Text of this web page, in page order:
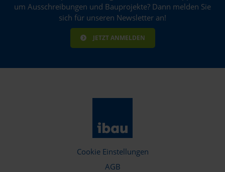
um Ausschreibungen und Bauprojekte? Dann melden Sie
sich für unseren Newsletter an!
JETZT ANMELDEN
Cookie Einstellungen
AGB